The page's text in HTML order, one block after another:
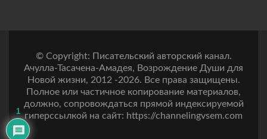
© Copyright: Писательский авторский канал.
Ачулла-Тасачена-Амадея, Возрождение Души для
Новой жизни, 2012 -2026. Все права защищены.
Полное или частичное копирование материалов,
должно, сопровождаться прямой индексируемой
гиперссылкой на сайт: https://channelingvsem.com
1